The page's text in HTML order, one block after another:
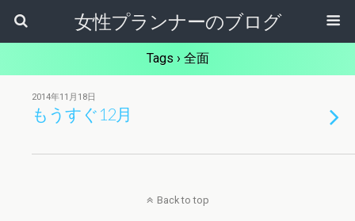
女性プランナーのブログ
Tags › 全面
2014年11月18日
もうすぐ12月
Back to top